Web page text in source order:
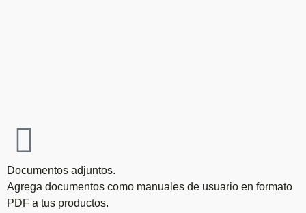
Documentos adjuntos.
Agrega documentos como manuales de usuario en formato
PDF a tus productos.